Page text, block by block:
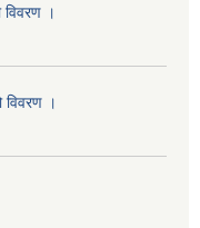
।
विवरण ।